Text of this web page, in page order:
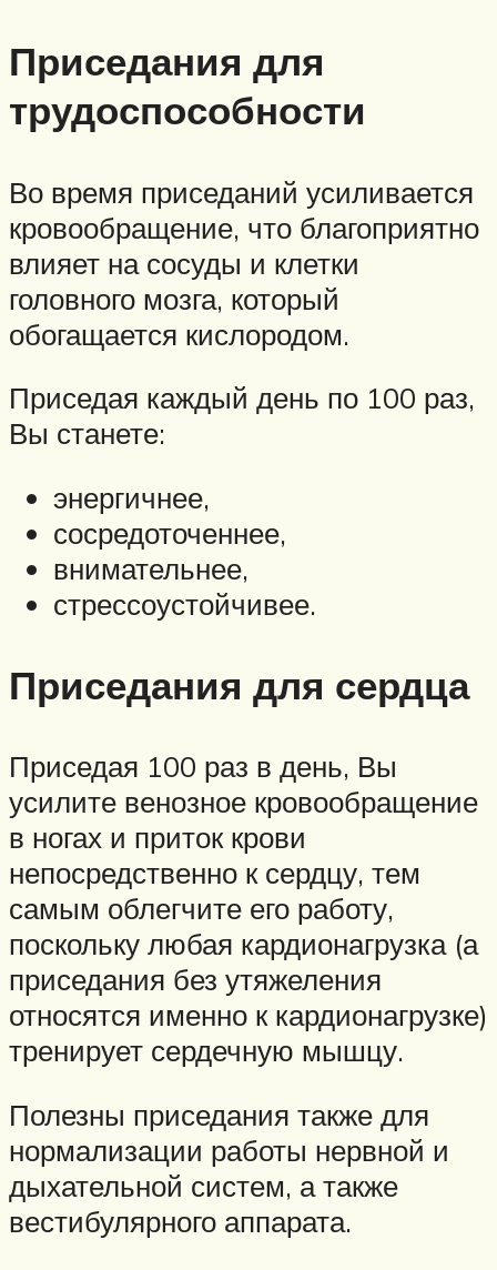
Приседания для
трудоспособности
Во время приседаний усиливается
кровообращение, что благоприятно
влияет на сосуды и клетки
головного мозга, который
обогащается кислородом.
Приседая каждый день по 100 раз,
Вы станете:
энергичнее,
сосредоточеннее,
внимательнее,
стрессоустойчивее.
Приседания для сердца
Приседая 100 раз в день, Вы
усилите венозное кровообращение
в ногах и приток крови
непосредственно к сердцу, тем
самым облегчите его работу,
поскольку любая кардионагрузка (а
приседания без утяжеления
относятся именно к кардионагрузке)
тренирует сердечную мышцу.
Полезны приседания также для
нормализации работы нервной и
дыхательной систем, а также
вестибулярного аппарата.